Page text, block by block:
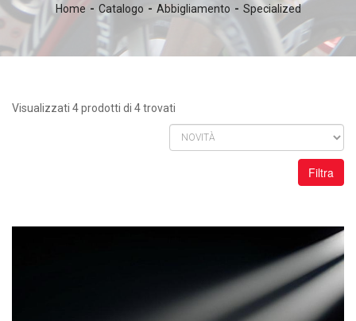
Home Catalogo Abbigliamento Specialized
Visualizzati 4 prodotti di 4 trovati
Filtra